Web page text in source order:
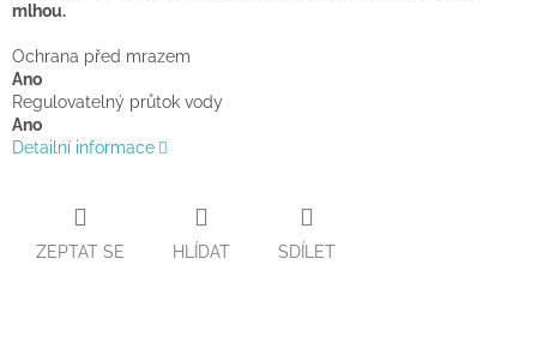
mlhou.
Ochrana před mrazem
Ano
Regulovatelný průtok vody
Ano
Detailní informace
ZEPTAT SE HLÍDAT SDÍLET